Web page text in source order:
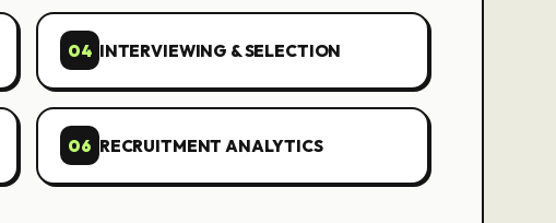
04 INTERVIEWING & SELECTION
06 RECRUITMENT ANALYTICS